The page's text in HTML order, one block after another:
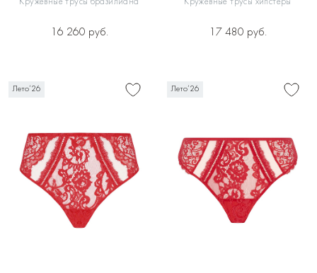
Кружевные трусы бразилиана
16 260 руб.
Кружевные трусы хипстеры
17 480 руб.
Лето’26 Лето’26